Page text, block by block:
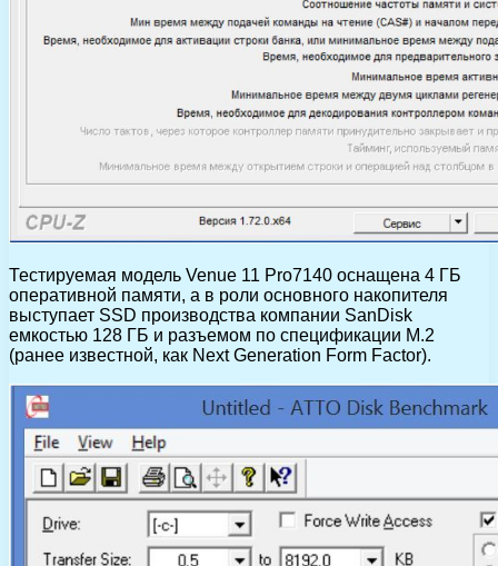
Тестируемая модель Venue 11 Pro7140 оснащена 4 ГБ
оперативной памяти, а в роли основного накопителя
выступает SSD производства компании SanDisk
емкостью 128 ГБ и разъемом по спецификации M.2
(ранее известной, как Next Generation Form Factor).